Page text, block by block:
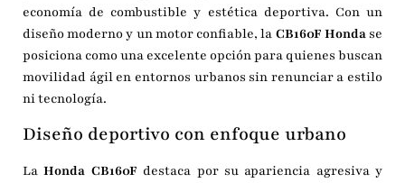
economía de combustible y estética deportiva. Con un
diseño moderno y un motor confiable, la CB160F Hondase
posiciona como una excelente opción para quienes buscan
movilidad ágil en entornos urbanos sin renunciar a estilo
ni tecnología.
Diseño deportivo con enfoque urbano
LaHonda CB160F destaca por su apariencia agresiva y